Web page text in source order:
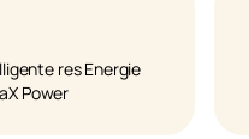
res Energie
Power